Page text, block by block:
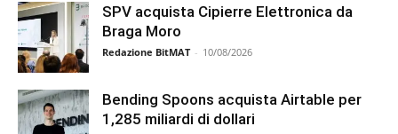
SPV acquista Cipierre Elettronica da
Braga Moro
Redazione BitMAT - 10/08/2026
Bending Spoons acquista Airtable per
1,285 miliardi di dollari